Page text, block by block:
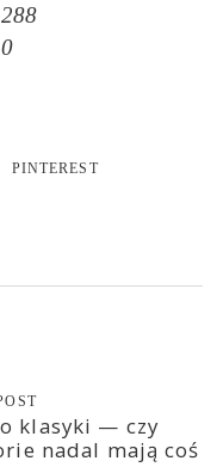
PINTEREST
klasyki — czy
nadal mają coś